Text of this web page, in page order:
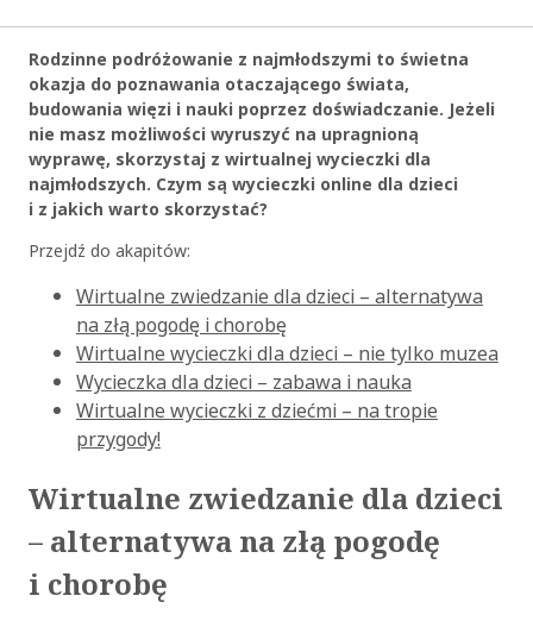
Rodzinne podróżowanie z najmłodszymi to świetna
okazja do poznawania otaczającego świata,
budowania więzi i nauki poprzez doświadczanie. Jeżeli
nie masz możliwości wyruszyć na upragnioną
wyprawę, skorzystaj z wirtualnej wycieczki dla
najmłodszych. Czym są wycieczki online dla dzieci
i z jakich warto skorzystać?
Przejdź do akapitów:
Wirtualne zwiedzanie dla dzieci – alternatywa
na złą pogodę i chorobę
Wirtualne wycieczki dla dzieci – nie tylko muzea
Wycieczka dla dzieci – zabawa i nauka
Wirtualne wycieczki z dziećmi – na tropie
przygody!
Wirtualne zwiedzanie dla dzieci
– alternatywa na złą pogodę
i chorobę